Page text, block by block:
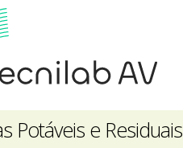
Potáveis e Residuais